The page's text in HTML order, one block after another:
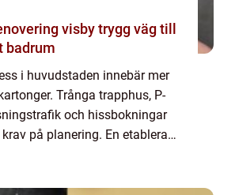
visby trygg väg till
badrum
i huvudstaden innebär mer
Trånga trapphus, P-
och hissbokningar
på planering. En etablerad